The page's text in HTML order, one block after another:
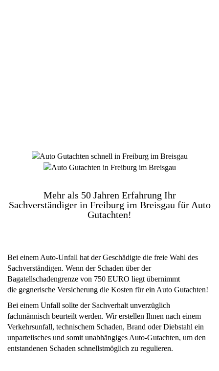
Mehr als 50 Jahren Erfahrung Ihr
Sachverständiger in Freiburg im Breisgau für Auto
Gutachten!
Bei einem Auto-Unfall hat der Geschädigte die freie Wahl des
Sachverständigen. Wenn der Schaden über der
Bagatellschadengrenze von 750 EURO liegt übernimmt
die gegnerische Versicherung die Kosten für ein Auto Gutachten!
Bei einem Unfall sollte der Sachverhalt unverzüglich
fachmännisch beurteilt werden. Wir erstellen Ihnen nach einem
Verkehrsunfall, technischem Schaden, Brand oder Diebstahl ein
unparteiisches und somit unabhängiges Auto-Gutachten, um den
entstandenen Schaden schnellstmöglich zu regulieren.